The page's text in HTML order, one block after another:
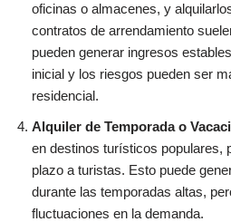
oficinas o almacenes, y
contratos de arrendamiento
pueden generar ingresos
inicial y los riesgos pueden ser
residencial.
Alquiler de Temporada o
en destinos turísticos populares,
plazo a turistas. Esto puede
durante las temporadas altas,
fluctuaciones en la demanda.